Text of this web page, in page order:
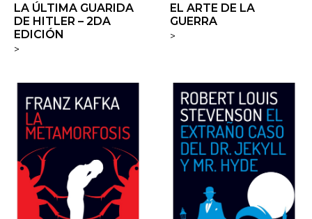
LA ÚLTIMA GUARIDA
DE HITLER – 2DA
EDICIÓN
>
EL ARTE DE LA
GUERRA
>